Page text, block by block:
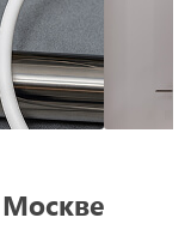
Москве